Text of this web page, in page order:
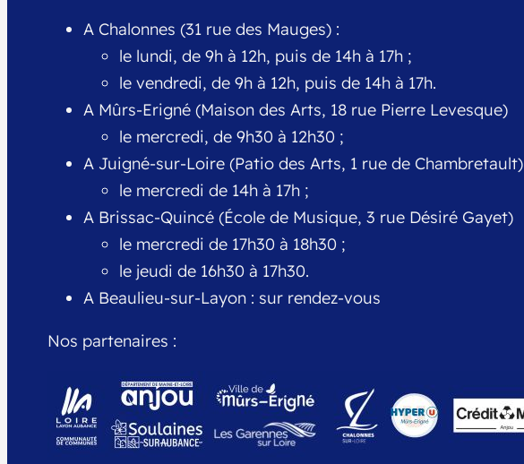
A Chalonnes (31 rue des Mauges) :
le lundi, de 9h à 12h, puis de 14h à 17h ;
le vendredi, de 9h à 12h, puis de 14h à 17h.
A Mûrs-Erigné (Maison des Arts, 18 rue Pierre Levesque)
le mercredi, de 9h30 à 12h30 ;
A Juigné-sur-Loire (Patio des Arts, 1 rue de Chambretault)
le mercredi de 14h à 17h ;
A Brissac-Quincé (École de Musique, 3 rue Désiré Gayet)
le mercredi de 17h30 à 18h30 ;
le jeudi de 16h30 à 17h30.
A Beaulieu-sur-Layon : sur rendez-vous
Nos partenaires :